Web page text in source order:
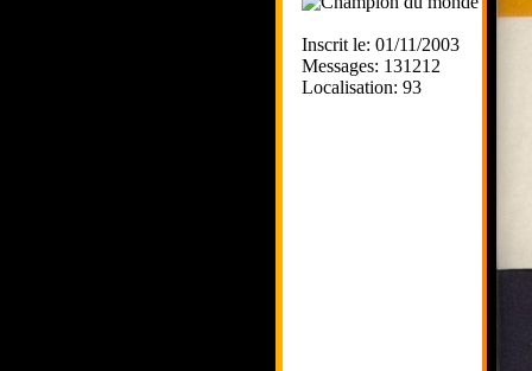
Inscrit le: 01/11/2003
Messages: 131212
Localisation: 93